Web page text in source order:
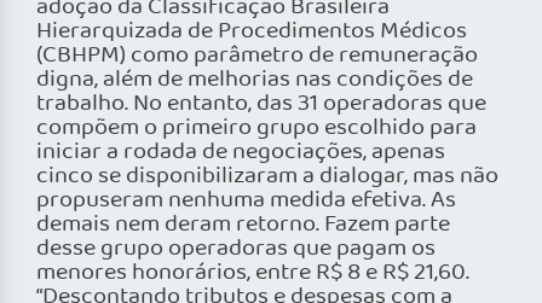
adoção da Classificação Brasileira
Hierarquizada de Procedimentos Médicos
(CBHPM) como parâmetro de remuneração
digna, além de melhorias nas condições de
trabalho. No entanto, das 31 operadoras que
compõem o primeiro grupo escolhido para
iniciar a rodada de negociações, apenas
cinco se disponibilizaram a dialogar, mas não
propuseram nenhuma medida efetiva. As
demais nem deram retorno. Fazem parte
desse grupo operadoras que pagam os
menores honorários, entre R$ 8 e R$ 21,60.